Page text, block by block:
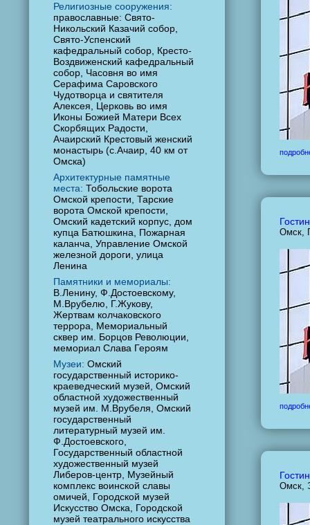
Религиозные сооружения:
православные: Свято-
Никольский Казачий собор,
Свято-Успенский
кафедральный собор, Кресто-
Воздвиженский кафедральный
собор, Часовня во имя
Серафима Саровского
Чудотворца и святителя
Алексея, Церковь во имя
Иконы Божией Матери Всех
Скорбящих Радости,
Ачаирский Крестовый женский
монастырь (с.Ачаир, 40 км от
Омска)
Архитектурные памятные
места: Тобольские ворота
Омской крепости, Тарские
ворота Омской крепости,
Омский кадетский корпус, дом
купца Батюшкина, Пожарная
каланча, Управление Омской
железной дороги, улица
Ленина
Памятники и мемориалы:
В.Ленину, Ф.Достоевскому,
М.Врубелю, Г.Жукову,
Жертвам колчаковского
террора, Мемориальный
сквер им. Борцов Революции,
мемориал Слава Героям
Музеи: Омский
государственный историко-
краеведческий музей, Омский
областной художественный
музей им. М.Врубеля, Омский
государственный
литературный музей им.
Ф.Достоевского,
Государственный областной
художественный музей
Либеров-центр, Музейный
комплекс воинской славы
омичей, Городской музей
Искусство Омска, Городской
музей театрального искусства
Омск,
Омск,